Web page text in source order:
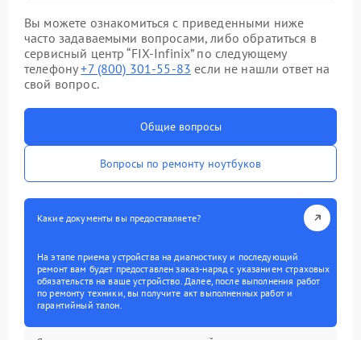
Вы можете ознакомиться с приведенными ниже
часто задаваемыми вопросами, либо обратиться в
сервисный центр “FIX-Infinix” по следующему
телефону+7 (800) 301-55-83 если не нашли ответ на
свой вопрос.
Общие вопросы
Вопросы по ремонту ноутбуков
Какие документы вы предоставляете?
На этапе приема устройства на диагностику и последующий
ремонт вам будет предоставлен заказ-наряд с указанием страховых
обязательств на ваше устройство. Далее, после выполнения работ
по ремонту техники, вы получите акт выполненных работ и
гарантийный талон.